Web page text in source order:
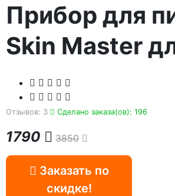
Прибор для
Skin Master
Отзывов: 3 Сделано заказа(ов): 196
1790 3850
Заказать по
скидке!